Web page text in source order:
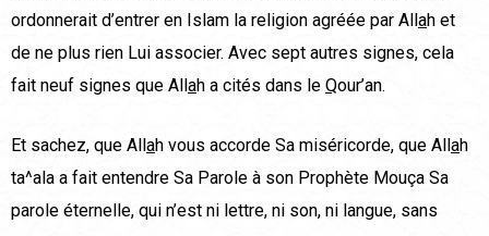
ordonnerait d’entrer en Islam la religion agréée par Allah et
de ne plus rien Lui associer. Avec sept autres signes, cela
fait neuf signes que Allah a cités dans le Qour’an.
Et sachez, que Allah vous accorde Sa miséricorde, que Allah
ta^ala a fait entendre Sa Parole à son Prophète Mouça Sa
parole éternelle, qui n’est ni lettre, ni son, ni langue, sans